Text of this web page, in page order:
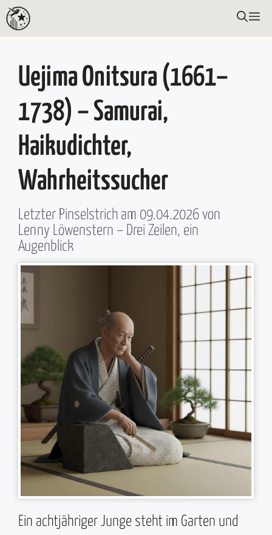
Zum
Inhalt
Uejima Onitsura (1661–
1738) – Samurai,
Haikudichter,
Wahrheitssucher
Letzter Pinselstrich am 09.04.2026 von
Lenny Löwenstern – Drei Zeilen, ein
Augenblick
Ein achtjähriger Junge steht im Garten und